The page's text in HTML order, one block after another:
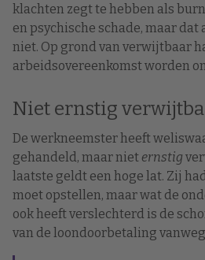
klachten zegt te hebben als
en psychische schade, maar
niet. Op grond van verwijtbaar
arbeidsovereenkomst worden
Niet ernstig
De werkneemster heeft
gehandeld, maar niet ernstig
laatste geldt een hoge lat. Zij
moet opstellen, maar wat de
ook heeft verslechterd is de
van de loondoorbetaling